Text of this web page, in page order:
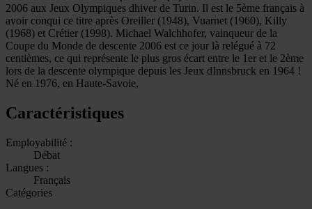
2006 aux Jeux Olympiques dhiver de Turin. Il est le 5ème français à
avoir conqui ce titre après Oreiller (1948), Vuarnet (1960), Killy
(1968) et Crétier (1998). Michael Walchhofer, vainqueur de la
Coupe du Monde de descente 2006 est ce jour là relégué à 72
centièmes, ce qui représente le plus gros écart entre le 1er et le 2ème
lors de la descente olympique depuis les Jeux dInnsbruck en 1964 !
Né en 1976, en Haute-Savoie,
Caractéristiques
Employabilité :
Débat
Langues :
Français
Catégories